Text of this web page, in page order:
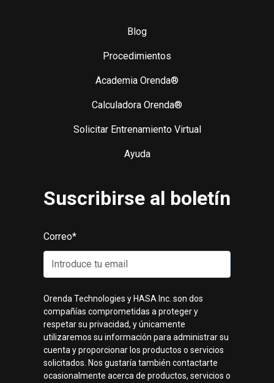
Blog
Procedimientos
Academia Orenda®
Calculadora Orenda®
Solicitar Entrenamiento Virtual
Ayuda
Suscribirse al boletín
Correo*
Orenda Technologies y HASA Inc. son dos
compañías comprometidas a proteger y
respetar su privacidad, y únicamente
utilizaremos su información para administrar su
cuenta y proporcionar los productos o servicios
solicitados. Nos gustaría también contactarte
ocasionalmente acerca de productos, servicios o